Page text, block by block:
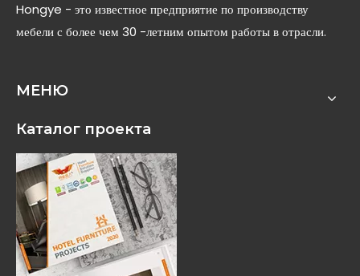
Hongye - это известное предприятие по производству
мебели с более чем 30 -летним опытом работы в отрасли.
МЕНЮ
Каталог проекта